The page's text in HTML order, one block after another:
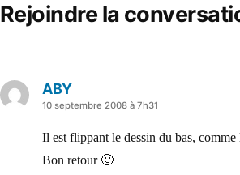
Rejoindre la
ABY
a
dit :
10 septembre 2008 à 7h31
Il est flippant le dessin du bas,
Bon retour 🙂